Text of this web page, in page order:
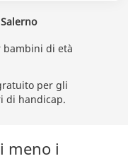
di età
per gli
di handicap.
meno i